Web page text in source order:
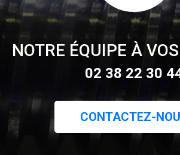
NOTRE ÉQUIPE À
02 38 22 30
CONTACTEZ-